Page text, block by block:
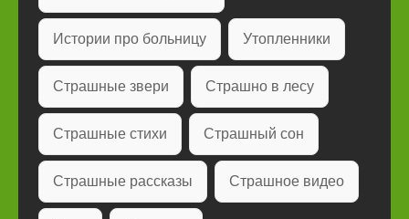
Истории про больницу Утопленники
Страшные звери Страшно в лесу
Страшные стихи Страшный сон
Страшные рассказы Страшное видео